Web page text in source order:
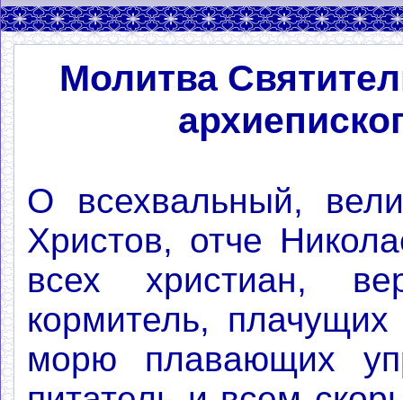
Молитва
О всехвальный,
Христов, отче
всех христиан,
кормитель,
морю плавающих